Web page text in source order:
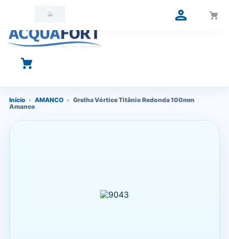
O que você está procurando?
Início › AMANCO › Grelha Vórtice Titânio Redonda 100mm
Amanco